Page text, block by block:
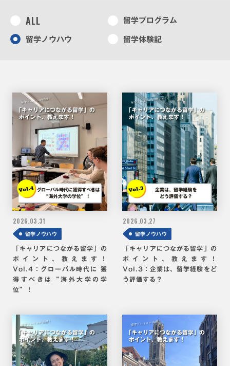
ALL 留学プログラム
留学ノウハウ 留学体験記
2026. 03.31
留学ノウハウ
「キャリアにつながる留学」の
ポイント、教えます！
Vol.4：グローバル時代に 獲
得すべきは“海外大学の学
位”！
2026. 03.27
留学ノウハウ
「キャリアにつながる留学」の
ポイント、教えます！
Vol.3：企業は、留学経験をど
う評価する？